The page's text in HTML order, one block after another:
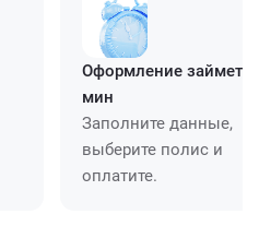
Оформление займет
мин
Заполните данные,
выберите полис и
оплатите.